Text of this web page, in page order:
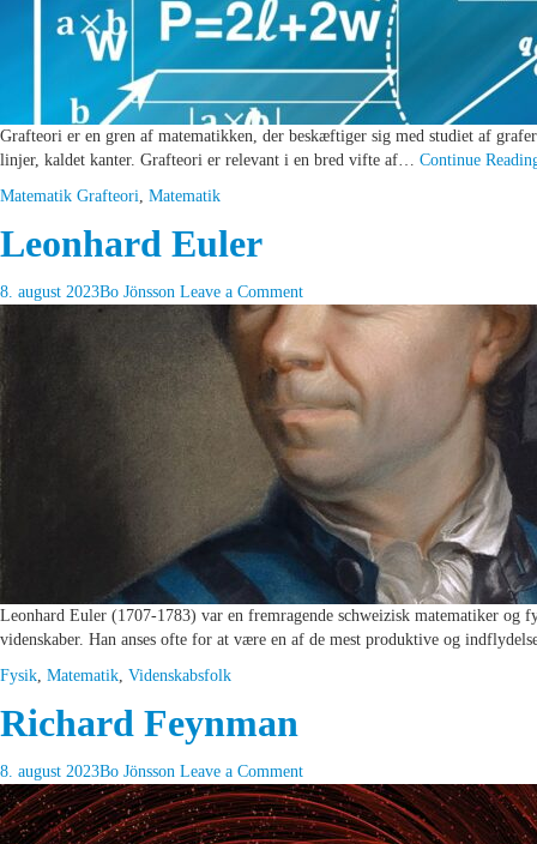
Grafteori er en gren af matematikken, der beskæftiger sig med studiet af
linjer, kaldet kanter. Grafteori er relevant i en bred vifte af… Continue
Matematik Grafteori, Matematik
Leonhard Euler
8. august 2023Bo Jönsson Leave a Comment
Leonhard Euler (1707-1783) var en fremragende schweizisk matematiker
videnskaber. Han anses ofte for at være en af de mest produktive og
Fysik, Matematik, Videnskabsfolk
Richard Feynman
8. august 2023Bo Jönsson Leave a Comment